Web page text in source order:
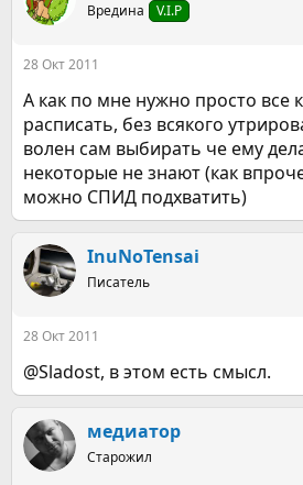
Вредина V.I.P
28 Окт 2011
А как по мне нужно просто все
расписать, без всякого
волен сам выбирать че ему
некоторые не знают (как
можно СПИД подхватить)
InuNoTensai
Писатель
28 Окт 2011
@Sladost, в этом есть смысл.
медиатор
Старожил